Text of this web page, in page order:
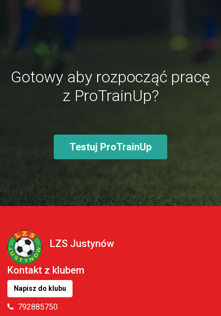
Gotowy aby rozpocząć pracę
z ProTrainUp?
Testuj ProTrainUp
LZS Justynów
Kontakt z klubem
Napisz do klubu
792885750